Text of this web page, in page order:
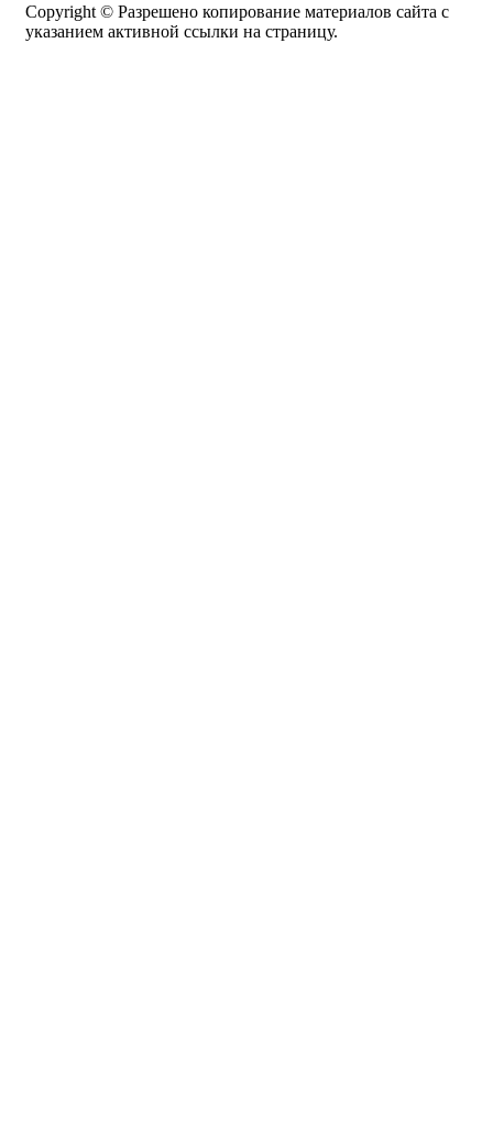
Copyright © Разрешено копирование материалов сайта с
указанием активной ссылки на страницу.